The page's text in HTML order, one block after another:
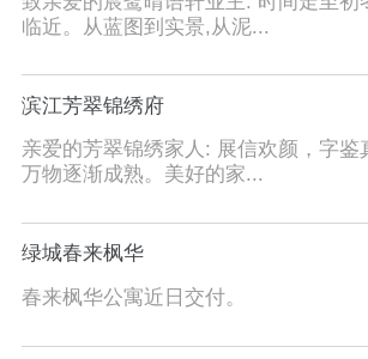
临近。从蓝图到实景,从泥...
滨江芳翠锦绣府
亲爱的芳翠锦绣家人: 展信欢颜，字鉴真心! 时序更迭，
万物逐渐成熟。美好的家...
绿城春来枫华
春来枫华公寓近日交付。